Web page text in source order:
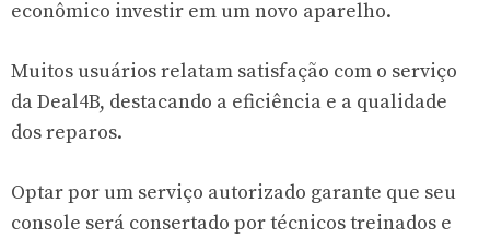
econômico investir em um novo aparelho.
Muitos usuários relatam satisfação com o serviço
da Deal4B, destacando a eficiência e a qualidade
dos reparos.
Optar por um serviço autorizado garante que seu
console será consertado por técnicos treinados e